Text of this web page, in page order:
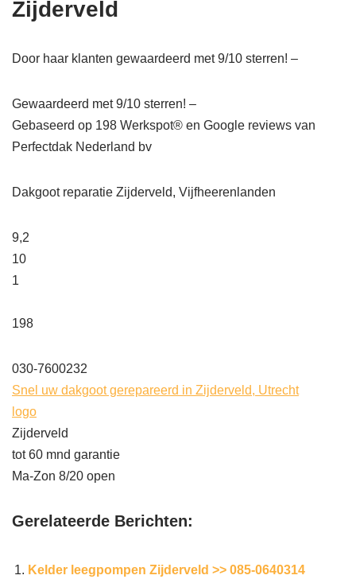
Zijderveld
Door haar klanten gewaardeerd met 9/10 sterren! –
Gewaardeerd met 9/10 sterren! –
Gebaseerd op 198 Werkspot® en Google reviews van
Perfectdak Nederland bv
Dakgoot reparatie Zijderveld, Vijfheerenlanden
9,2
10
1
198
030-7600232
Snel uw dakgoot gerepareerd in Zijderveld, Utrecht
logo
Zijderveld
tot 60 mnd garantie
Ma-Zon 8/20 open
Gerelateerde Berichten:
Kelder leegpompen Zijderveld >> 085-0640314